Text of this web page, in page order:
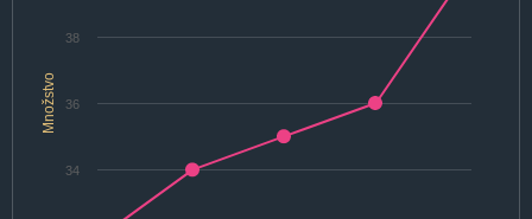
Množstvo
34
36
38